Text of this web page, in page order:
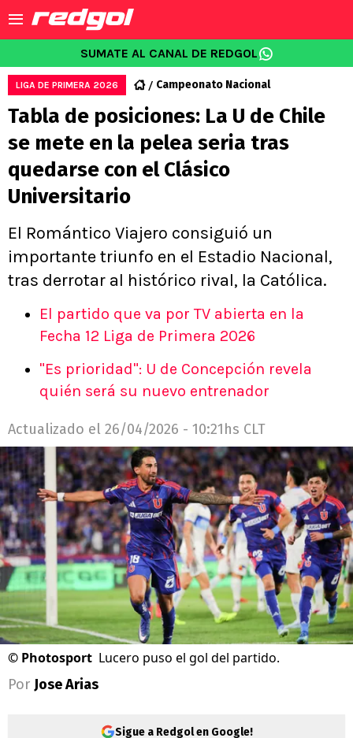
SUMATE AL CANAL DE REDGOL
LIGA DE PRIMERA 2026 Campeonato Nacional
Tabla de posiciones: La U de Chile
se mete en la pelea seria tras
quedarse con el Clásico
Universitario
El Romántico Viajero consiguió un
importante triunfo en el Estadio Nacional,
tras derrotar al histórico rival, la Católica.
El partido que va por TV abierta en la
Fecha 12 Liga de Primera 2026
"Es prioridad": U de Concepción revela
quién será su nuevo entrenador
Actualizado el 26/04/2026 - 10:21hs CLT
© Photosport Lucero puso el gol del partido.
Por Jose Arias
Sigue a Redgol en Google!